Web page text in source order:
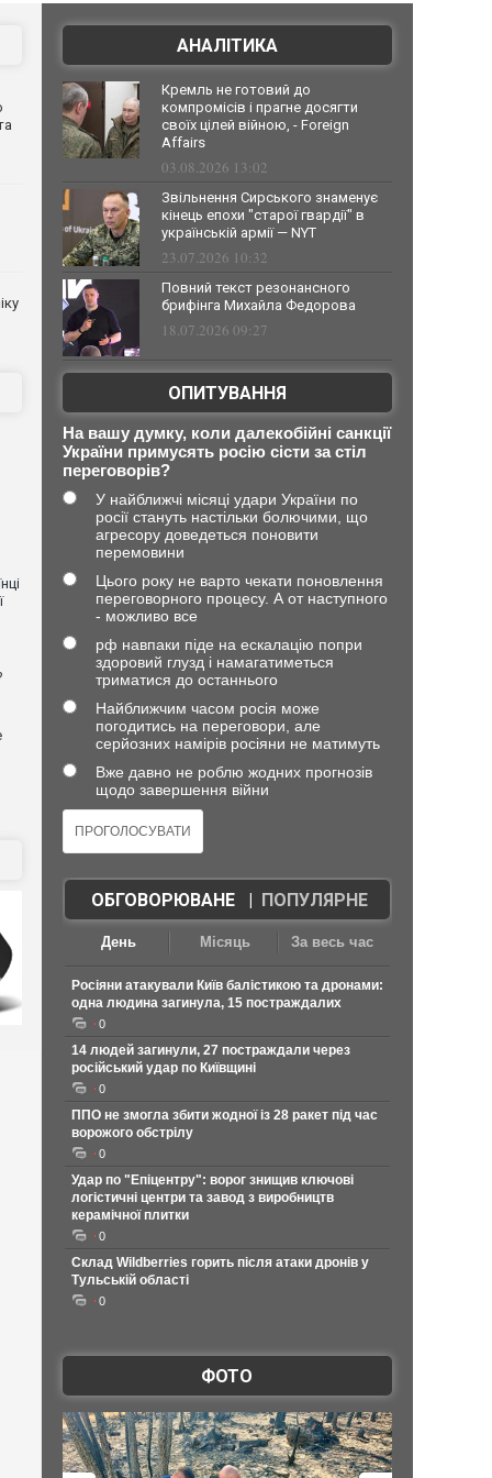
АНАЛІТИКА
Кремль не готовий до
компромісів і прагне досягти
своїх цілей війною, - Foreign
Affairs
03.08.2026 13:02
Звільнення Сирського знаменує
кінець епохи "старої гвардії" в
українській армії — NYT
23.07.2026 10:32
Повний текст резонансного
брифінга Михайла Федорова
18.07.2026 09:27
ОПИТУВАННЯ
На вашу думку, коли далекобійні санкції
України примусять росію сісти за стіл
переговорів?
У найближчі місяці удари України по
росії стануть настільки болючими, що
агресору доведеться поновити
перемовини
Цього року не варто чекати поновлення
переговорного процесу. А от наступного
- можливо все
рф навпаки піде на ескалацію попри
здоровий глузд і намагатиметься
триматися до останнього
Найближчим часом росія може
погодитись на переговори, але
серйозних намірів росіяни не матимуть
Вже давно не роблю жодних прогнозів
щодо завершення війни
ОБГОВОРЮВАНЕ| ПОПУЛЯРНЕ
День Місяць За весь час
Росіяни атакували Київ балістикою та дронами:
одна людина загинула, 15 постраждалих
0
14 людей загинули, 27 постраждали через
російський удар по Київщині
0
ППО не змогла збити жодної із 28 ракет під час
ворожого обстрілу
0
Удар по "Епіцентру": ворог знищив ключові
логістичні центри та завод з виробництв
керамічної плитки
0
Склад Wildberries горить після атаки дронів у
Тульській області
0
ФОТО